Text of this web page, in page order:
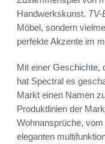
Handwerkskunst. TV-
Möbel, sondern
perfekte Akzente im
Mit einer Geschichte,
hat Spectral es
Markt einen Namen
Produktlinien der
Wohnansprüche,
eleganten